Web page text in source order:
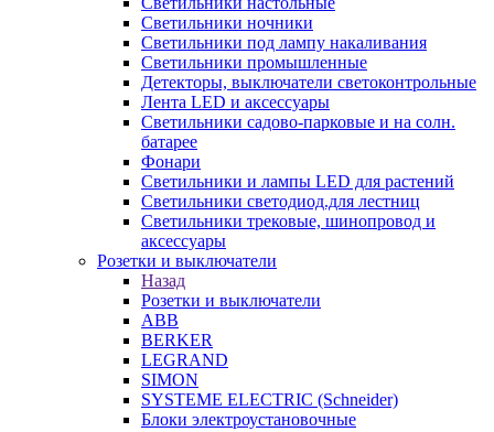
Светильники ночники
Светильники под лампу накаливания
Светильники промышленные
Детекторы, выключатели светоконтрольные
Лента LED и аксессуары
Светильники садово-парковые и на солн.
батарее
Фонари
Светильники и лампы LED для растений
Светильники светодиод.для лестниц
Светильники трековые, шинопровод и
аксессуары
Розетки и выключатели
Назад
Розетки и выключатели
ABB
BERKER
LEGRAND
SIMON
SYSTEME ELECTRIC (Schneider)
Блоки электроустановочные